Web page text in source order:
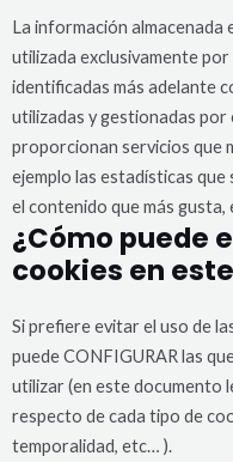
La información almacenada
utilizada exclusivamente
identificadas más adelante
utilizadas y gestionadas
proporcionan servicios que
ejemplo las estadísticas
el contenido que más gusta,
¿Cómo puede
cookies en
Si prefiere evitar el uso de
puede CONFIGURAR las
utilizar (en este documento
respecto de cada tipo de
temporalidad, etc… ).